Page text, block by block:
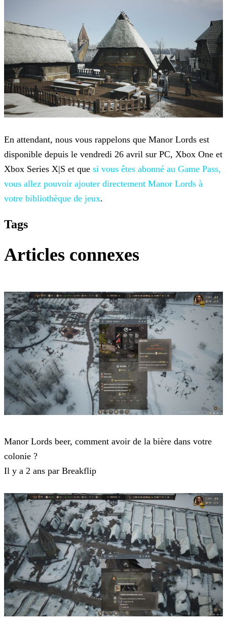
En attendant, nous vous rappelons que Manor Lords est
disponible depuis le vendredi 26 avril sur PC, Xbox One et
Xbox Series X|S et que si vous êtes abonné au Game Pass,
vous allez pouvoir ajouter directement Manor Lords à
votre bibliothèque de jeux.
Tags
Articles connexes
Manor Lords beer, comment avoir de la bière dans votre
colonie ?
Il y a 2 ans par Breakflip